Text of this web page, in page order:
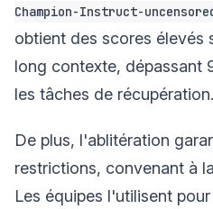
Champion-Instruct-
obtient des scores élevés
long contexte, dépassant
les tâches de récupération.
De plus, l'ablitération
restrictions, convenant à
Les équipes l'utilisent